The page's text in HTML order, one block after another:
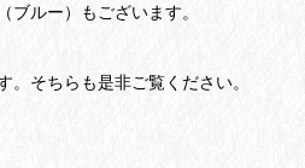
ブルー）もございます。
。そちらも是非ご覧ください。